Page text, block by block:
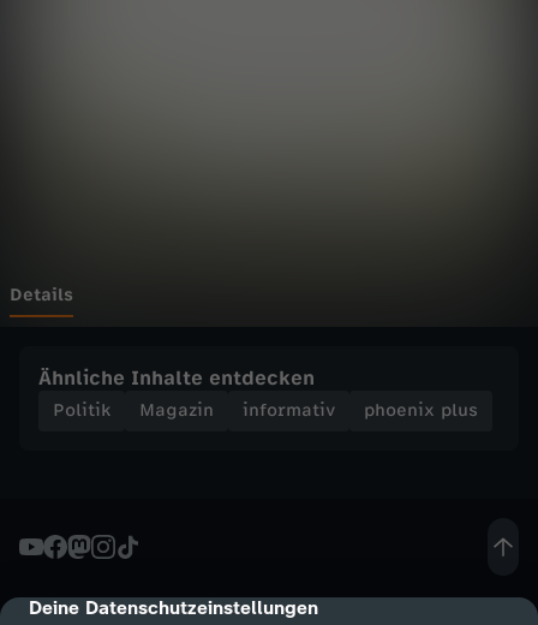
cmp-dialog-description
Deine Datenschutzeinstellungen
S
p
a
e
S
Details
Ähnliche Inhalte entdecken
Politik Magazin informativ phoenix plus